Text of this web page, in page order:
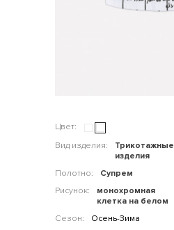
Цвет:
Вид изделия:
Трикотажные
изделия
Полотно:
Супрем
Рисунок:
монохромная
клетка на белом
Сезон:
Осень-Зима